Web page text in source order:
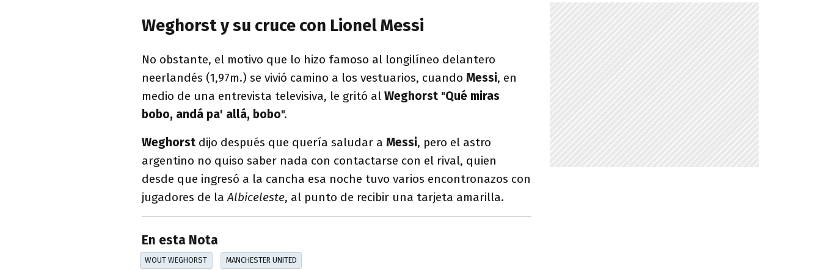
Weghorst y su cruce con Lionel Messi
No obstante, el motivo que lo hizo famoso al longilíneo delantero
neerlandés (1,97m.) se vivió camino a los vestuarios, cuando Messi, en
medio de una entrevista televisiva, le gritó al Weghorst "Qué miras
bobo, andá pa' allá, bobo".
Weghorst dijo después que quería saludar a Messi, pero el astro
argentino no quiso saber nada con contactarse con el rival, quien
desde que ingresó a la cancha esa noche tuvo varios encontronazos con
jugadores de laAlbiceleste, al punto de recibir una tarjeta amarilla.
En esta Nota
WOUT WEGHORST MANCHESTER UNITED